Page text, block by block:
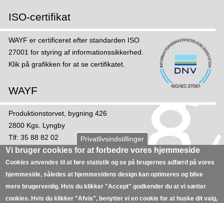
n
f
r
a
i
u
i
o
n
ISO-certifikat
WAYF er certificeret efter standarden ISO
27001 for styring af informations­sikker­hed.
Klik på grafikken for at se certifikatet.
WAYF
Produktionstorvet, bygning 426
2800 Kgs. Lyngby
Tlf: 35 88 82 02
Mail:sekretariat@wayf.dk
CVR: 30 06 09 46
EAN: 5798000430723
Om DeiC Support Cookies Privatlivspolitik Kontakt
Privatlivsindstillinger
Vi bruger cookies for at forbedre vores hjemmeside
Cookies anvendes til at føre statistik og se på brugernes adfærd på vores
hjemmeside, således at hjemmesidens design kan optimeres og blive
mere brugervenlig. Hvis du klikker "Accept" godkender du at vi sætter
cookies. Hvis du klikker "Afvis", benytter vi en cookie for at huske dit valg,